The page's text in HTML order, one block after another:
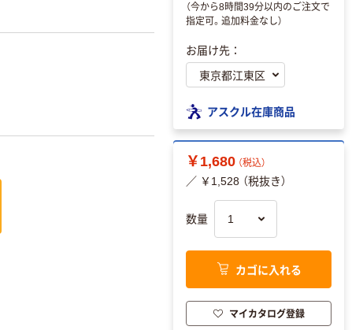
（今から8時間39分以内のご注文で
指定可。追加料金なし）
お届け先：
アスクル在庫商品
￥1,680 （税込）
／ ￥1,528 （税抜き）
数量
カゴに入れる
マイカタログ登録